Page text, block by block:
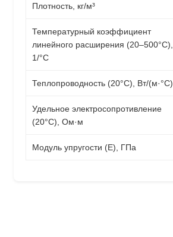
Плотность, кг/м³
Температурный коэффициент
линейного расширения (20–500°C),
1/°C
Теплопроводность (20°C), Вт/(м·°C)
Удельное электросопротивление
(20°C), Ом·м
Модуль упругости (E), ГПа